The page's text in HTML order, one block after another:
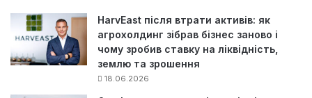
HarvEast після втрати активів: як
агрохолдинг зібрав бізнес заново і
чому зробив ставку на ліквідність,
землю та зрошення
18.06.2026